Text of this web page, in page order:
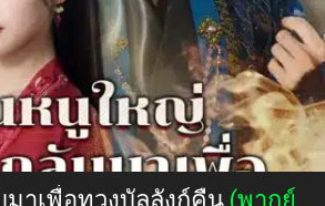
าเพื่อทวงบัลลังก์คืน (พากย์